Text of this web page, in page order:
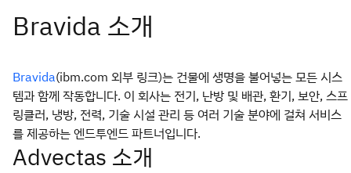
Bravida(ibm.com 외부 링크)는 건물에 생명을 불어넣는 모든 시스
템과 함께 작동합니다. 이 회사는 전기, 난방 및 배관, 환기, 보안, 스프
링클러, 냉방, 전력, 기술 시설 관리 등 여러 기술 분야에 걸쳐 서비스
를 제공하는 엔드투엔드 파트너입니다.
Advectas 소개